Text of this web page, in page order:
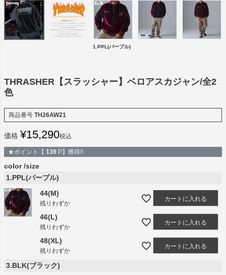
1.PPL(パープル)
THRASHER【スラッシャー】ベロアスカジャン/全2
色
商品番号 TH26AW21
価格 ¥15,290税込
★ポイント【 139 P】獲得!!
color size
1.PPL(パープル)
44(M)
残りわずか
カートに入れる
46(L)
残りわずか
カートに入れる
48(XL)
残りわずか
カートに入れる
3.BLK(ブラック)